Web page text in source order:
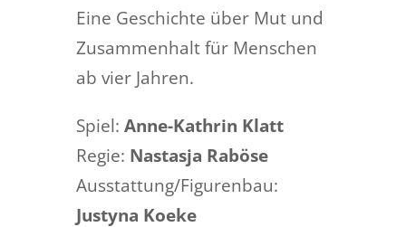
Eine Geschichte über Mut und
Zusammenhalt für Menschen
ab vier Jahren.
Spiel: Anne-Kathrin Klatt
Regie: Nastasja Raböse
Ausstattung/Figurenbau:
Justyna Koeke